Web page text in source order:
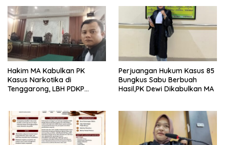
Hakim MA Kabulkan PK
Kasus Narkotika di
Tenggarong, LBH PDKP
Berkeadilan
Perjuangan Hukum Kasus 85
Bungkus Sabu Berbuah
Hasil,PK Dewi Dikabulkan MA